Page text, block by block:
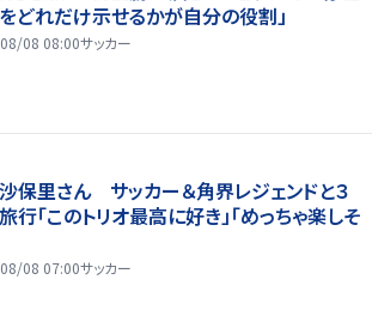
どれだけ示せるかが自分の役割」
08 08:00サッカー
保里さん サッカー＆角界レジェンドと３
行「このトリオ最高に好き」「めっちゃ楽しそ
08 07:00サッカー